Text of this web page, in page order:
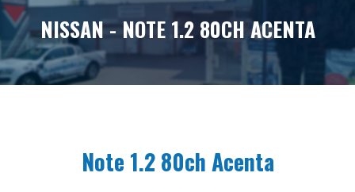
NISSAN-NOTE 1.2 80CH ACENTA
Note 1.2 80ch Acenta